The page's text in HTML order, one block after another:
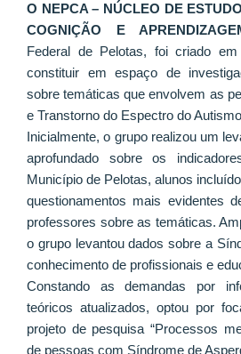
O NEPCA – NÚCLEO DE
COGNIÇÃO E
Federal de Pelotas, foi criado
constituir em espaço de
sobre temáticas que envolvem as
e Transtorno do Espectro do
Inicialmente, o grupo realizou um
aprofundado sobre os
Município de Pelotas, alunos
questionamentos mais evidentes
professores sobre as temáticas.
o grupo levantou dados sobre a
conhecimento de profissionais e
Constando as demandas por
teóricos atualizados, optou por
projeto de pesquisa “Processos
de pessoas com Síndrome de